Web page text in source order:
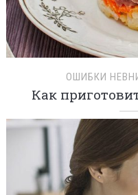
ОШИБКИ
Как